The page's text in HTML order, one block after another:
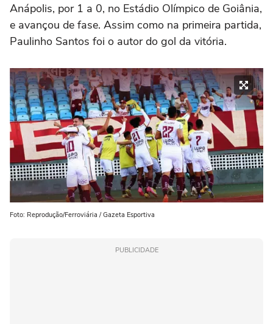
Anápolis, por 1 a 0, no Estádio Olímpico de Goiânia,
e avançou de fase. Assim como na primeira partida,
Paulinho Santos foi o autor do gol da vitória.
Foto: Reprodução/Ferroviária / Gazeta Esportiva
PUBLICIDADE